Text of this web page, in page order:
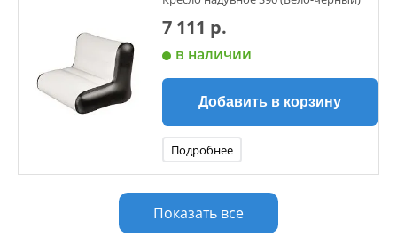
7 111 р.
в наличии
Добавить в корзину
Подробнее
Показать все